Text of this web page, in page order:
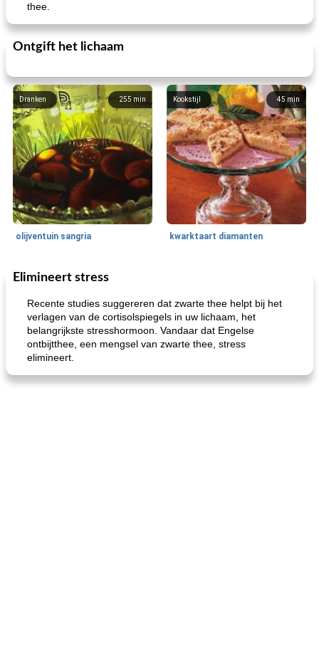
thee.
Ontgift het lichaam
255min
Dranken
olijventuin sangria
45 min
Kookstijl
kwarktaart diamanten
Feestdagen en evenementen
Elimineert stress
Recente studies suggereren dat zwarte thee helpt bij het
verlagen van de cortisolspiegels in uw lichaam, het
belangrijkste stresshormoon. Vandaar dat Engelse
ontbijtthee, een mengsel van zwarte thee, stress
elimineert.